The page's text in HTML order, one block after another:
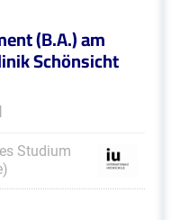
(B.A.) am
Schönsicht
Studium